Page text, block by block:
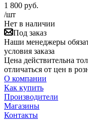
1 800 руб.
/шт
Нет в наличии
Под заказ
Наши менеджеры
условия заказа
Цена действительна
отличаться от цен в
О компании
Как купить
Производители
Магазины
Контакты